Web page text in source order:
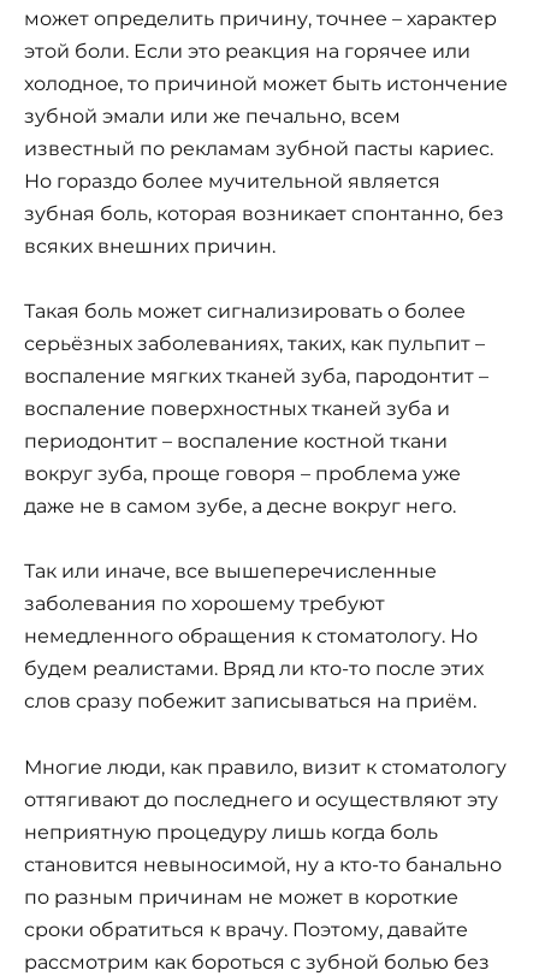
может определить причину, точнее – характер
этой боли. Если это реакция на горячее или
холодное, то причиной может быть истончение
зубной эмали или же печально, всем
известный по рекламам зубной пасты кариес.
Но гораздо более мучительной является
зубная боль, которая возникает спонтанно, без
всяких внешних причин.
Такая боль может сигнализировать о более
серьёзных заболеваниях, таких, как пульпит –
воспаление мягких тканей зуба, пародонтит –
воспаление поверхностных тканей зуба и
периодонтит – воспаление костной ткани
вокруг зуба, проще говоря – проблема уже
даже не в самом зубе, а десне вокруг него.
Так или иначе, все вышеперечисленные
заболевания по хорошему требуют
немедленного обращения к стоматологу. Но
будем реалистами. Вряд ли кто-то после этих
слов сразу побежит записываться на приём.
Многие люди, как правило, визит к стоматологу
оттягивают до последнего и осуществляют эту
неприятную процедуру лишь когда боль
становится невыносимой, ну а кто-то банально
по разным причинам не может в короткие
сроки обратиться к врачу. Поэтому, давайте
рассмотрим как бороться с зубной болью без